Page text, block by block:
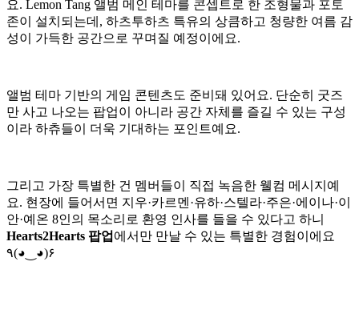
요. Lemon Tang 앨범 메인 테마를 콘셉트로 한 조형물과 포토
존이 설치되는데, 하츠투하츠 특유의 상큼하고 청량한 여름 감
성이 가득한 공간으로 꾸며질 예정이에요.
앨범 테마 기반의 게임 콘텐츠도 준비돼 있어요. 단순히 굿즈
만 사고 나오는 팝업이 아니라 공간 자체를 즐길 수 있는 구성
이라 하츄들이 더욱 기대하는 포인트예요.
그리고 가장 특별한 건 멤버들이 직접 녹음한 웰컴 메시지예
요. 현장에 들어서면 지우·카르멘·유하·스텔라·주은·에이나·이
안·예온 8인의 목소리로 환영 인사를 들을 수 있다고 하니
Hearts2Hearts 팝업 에서만 만날 수 있는 특별한 경험이에요
٩(◕‿◕)۶